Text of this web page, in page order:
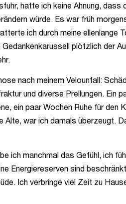
hatte ich keine Ahnung, dass
würde. Es war früh
ich durch meine ellenlange
Gedankenkarussell plötzlich der
nach meinem Velounfall:
und diverse Prellungen. Ein
ein paar Wochen Ruhe für den
Alte, war ich damals überzeugt.
ich manchmal das Gefühl, ich
Energiereserven sind
Ich verbringe viel Zeit zu